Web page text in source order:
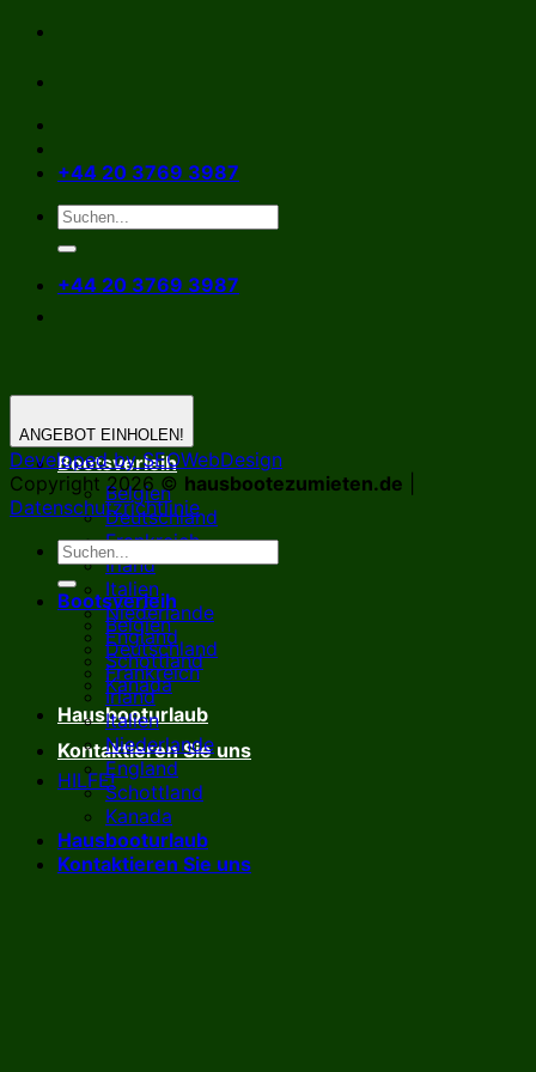
Zum
springen
+44 20 3769 3987
+44 20 3769 3987
Bootsverleih
Belgien
Deutschland
Frankreich
Irland
Italien
Niederlande
England
Schottland
Kanada
Hausbooturlaub
Kontaktieren Sie uns
HILFE!
ANGEBOT EINHOLEN!
Developed by SEOWebDesign
Copyright 2026 © hausbootezumieten.de
Datenschutzrichtlinie
Bootsverleih
Belgien
Deutschland
Frankreich
Irland
Italien
Niederlande
England
Schottland
Kanada
Hausbooturlaub
Kontaktieren Sie uns